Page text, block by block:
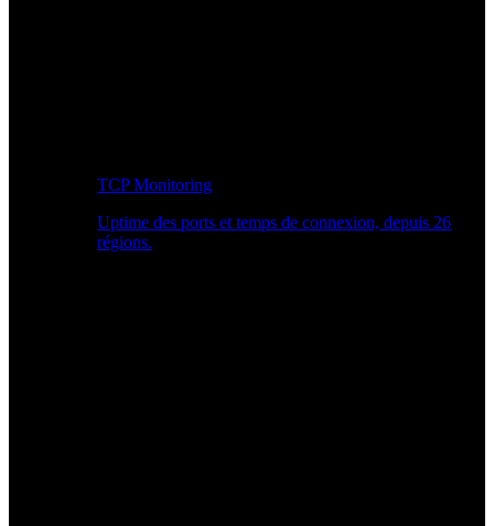
TCP Monitoring
Uptime des ports et temps de connexion, depuis 26
régions.